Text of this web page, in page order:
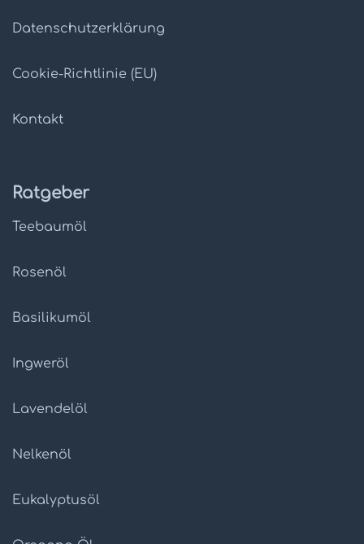
Datenschutz­erklärung
Cookie-Richtlinie (EU)
Kontakt
Ratgeber
Teebaumöl
Rosenöl
Basilikumöl
Ingweröl
Lavendelöl
Nelkenöl
Eukalyptusöl